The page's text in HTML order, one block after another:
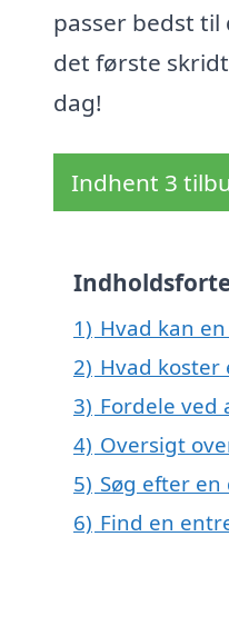
passer bedst til
det første
dag!
Indhent 3
1) Hvad kan
2) Hvad
3) Fordele
4) Oversigt
5) Søg efter
6) Find en